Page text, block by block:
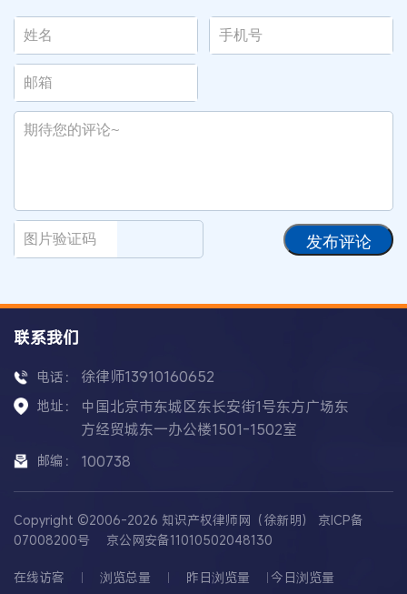
发布评论
联系我们
电话： 徐律师13910160652
地址：
中国北京市东城区东长安街1号东方广场东
方经贸城东一办公楼1501-1502室
邮编： 100738
Copyright ©2006-2026 知识产权律师网（徐新明） 京ICP备
07008200号
京公网安备11010502048130
在线访客 浏览总量 昨日浏览量 今日浏览量